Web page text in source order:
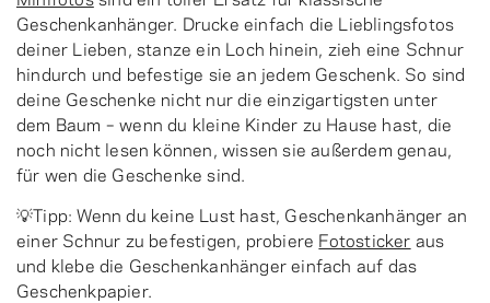
Geschenkanhänger. Drucke einfach die Lieblingsfotos
deiner Lieben, stanze ein Loch hinein, zieh eine Schnur
hindurch und befestige sie an jedem Geschenk. So sind
deine Geschenke nicht nur die einzigartigsten unter
dem Baum – wenn du kleine Kinder zu Hause hast, die
noch nicht lesen können, wissen sie außerdem genau,
für wen die Geschenke sind.
💡Tipp: Wenn du keine Lust hast, Geschenkanhänger an
einer Schnur zu befestigen, probiere Fotosticker aus
und klebe die Geschenkanhänger einfach auf das
Geschenkpapier.